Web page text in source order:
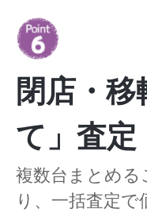
閉店・
て」査定
複数台まとめ
り、一括査定で